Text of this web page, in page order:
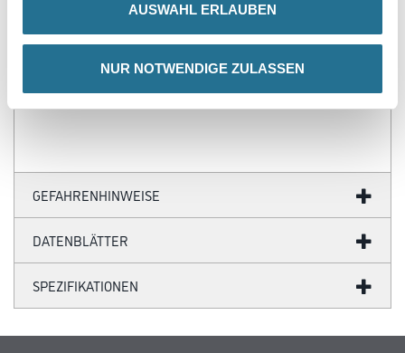
AUSWAHL ERLAUBEN
NUR NOTWENDIGE ZULASSEN
- Farblich anpassbare Tapetenmotive
- Hochwertige Trägermaterialien
- Ihr Fotomotiv auf Tapete
- Zertifizierte Faservliese
- Umweltfreundliche Latexfarben
GEFAHRENHINWEISE
DATENBLÄTTER
SPEZIFIKATIONEN